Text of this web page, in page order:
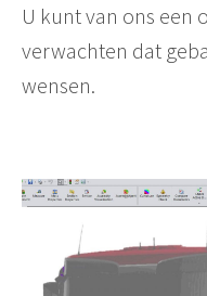
U kunt van ons
verwachten dat
wensen.